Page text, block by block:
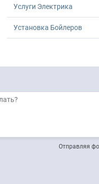
Услуги Электрика
Установка Бойлеров
Отправляя